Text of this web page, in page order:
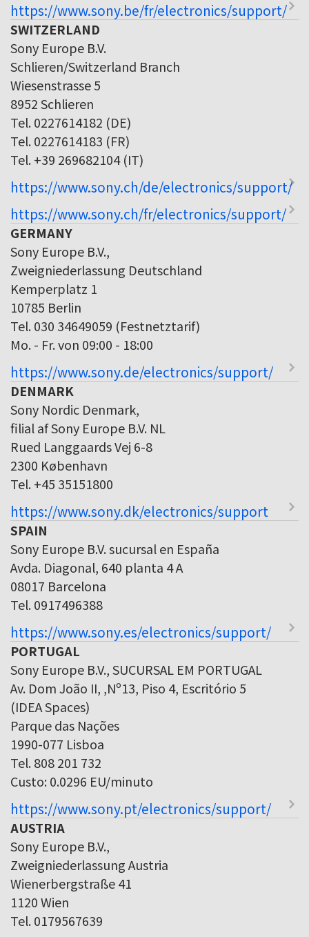
https://www.sony.be/fr/electronics/support/
SWITZERLAND
Sony Europe B.V.
Schlieren/Switzerland Branch
Wiesenstrasse 5
8952 Schlieren
Tel. 0227614182 (DE)
Tel. 0227614183 (FR)
Tel. +39 269682104 (IT)
https://www.sony.ch/de/electronics/support/
https://www.sony.ch/fr/electronics/support/
GERMANY
Sony Europe B.V.,
Zweigniederlassung Deutschland
Kemperplatz 1
10785 Berlin
Tel. 030 34649059 (Festnetztarif)
Mo. - Fr. von 09:00 - 18:00
https://www.sony.de/electronics/support/
DENMARK
Sony Nordic Denmark,
filial af Sony Europe B.V. NL
Rued Langgaards Vej 6-8
2300 København
Tel. +45 35151800
https://www.sony.dk/electronics/support
SPAIN
Sony Europe B.V. sucursal en España
Avda. Diagonal, 640 planta 4 A
08017 Barcelona
Tel. 0917496388
https://www.sony.es/electronics/support/
PORTUGAL
Sony Europe B.V., SUCURSAL EM PORTUGAL
Av. Dom João II, ,Nº13, Piso 4, Escritório 5
(IDEA Spaces)
Parque das Nações
1990-077 Lisboa
Tel. 808 201 732
Custo: 0.0296 EU/minuto
https://www.sony.pt/electronics/support/
AUSTRIA
Sony Europe B.V.,
Zweigniederlassung Austria
Wienerbergstraße 41
1120 Wien
Tel. 0179567639